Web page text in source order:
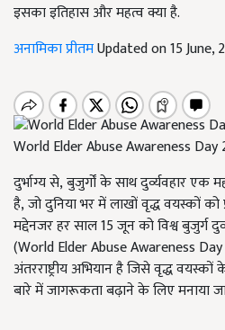
इसका इतिहास और महत्व क्या है.
अनामिका प्रीतमUpdated on 15 June,
World Elder Abuse Awareness Day
दुर्भाग्य से,बुजुर्गों के साथ दुर्व्यवहार एक
है,जो दुनिया भर में लाखों वृद्ध वयस्कों को
मद्देनजर हर साल 15 जून को विश्व बुजुर्ग
(World Elder Abuse Awareness Day
अंतरराष्ट्रीय अभियान है जिसे वृद्ध
बारे में जागरूकता बढ़ाने के लिए मनाया